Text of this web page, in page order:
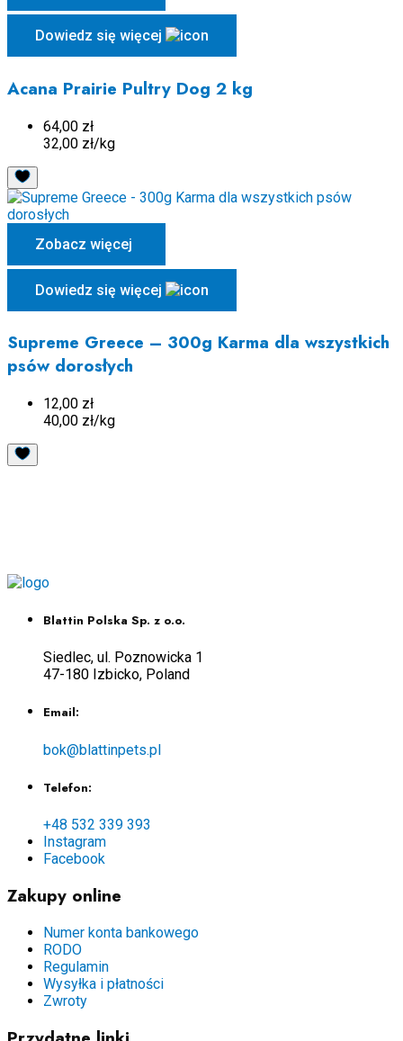
Dowiedz się więcej
Acana Prairie Pultry Dog 2 kg
64,00 zł
32,00 zł/kg
Zobacz więcej
Dowiedz się więcej
Supreme Greece – 300g Karma dla wszystkich
psów dorosłych
12,00 zł
40,00 zł/kg
Blattin Polska Sp. z o.o.
Siedlec, ul. Poznowicka 1
47-180 Izbicko, Poland
Email:
bok@blattinpets.pl
Telefon:
+48 532 339 393
Instagram
Facebook
Zakupy online
Numer konta bankowego
RODO
Regulamin
Wysyłka i płatności
Zwroty